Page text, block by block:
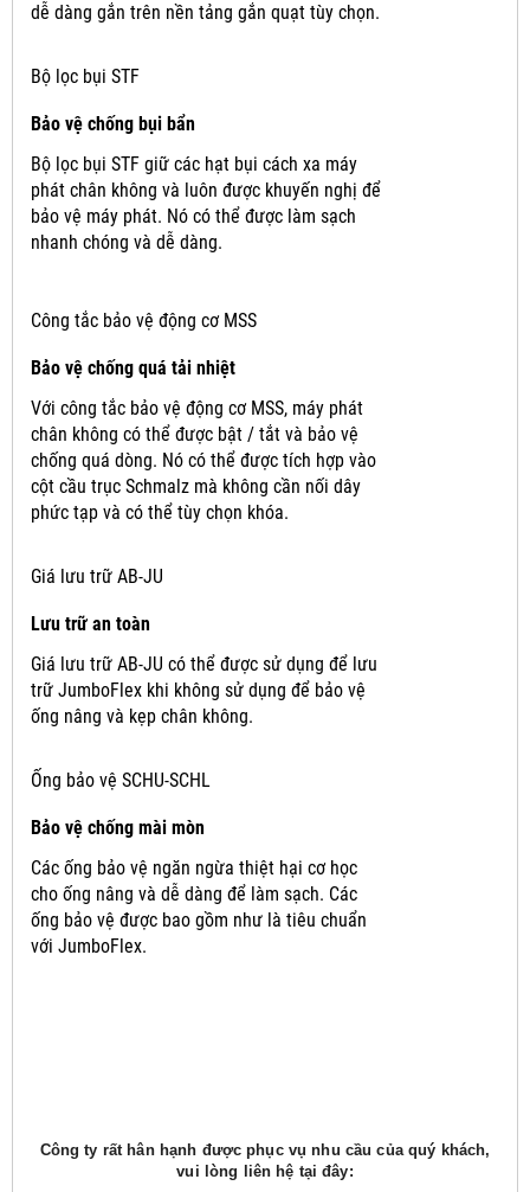
dễ dàng gắn trên nền tảng gắn quạt tùy chọn.
Bộ lọc bụi STF
Bảo vệ chống bụi bẩn
Bộ lọc bụi STF giữ các hạt bụi cách xa máy
phát chân không và luôn được khuyến nghị để
bảo vệ máy phát. Nó có thể được làm sạch
nhanh chóng và dễ dàng.
Công tắc bảo vệ động cơ MSS
Bảo vệ chống quá tải nhiệt
Với công tắc bảo vệ động cơ MSS, máy phát
chân không có thể được bật / tắt và bảo vệ
chống quá dòng. Nó có thể được tích hợp vào
cột cầu trục Schmalz mà không cần nối dây
phức tạp và có thể tùy chọn khóa.
Giá lưu trữ AB-JU
Lưu trữ an toàn
Giá lưu trữ AB-JU có thể được sử dụng để lưu
trữ JumboFlex khi không sử dụng để bảo vệ
ống nâng và kẹp chân không.
Ống bảo vệ SCHU-SCHL
Bảo vệ chống mài mòn
Các ống bảo vệ ngăn ngừa thiệt hại cơ học
cho ống nâng và dễ dàng để làm sạch. Các
ống bảo vệ được bao gồm như là tiêu chuẩn
với JumboFlex.
Công ty rất hân hạnh được phục vụ nhu cầu của quý khách,
vui lòng liên hệ tại đây: